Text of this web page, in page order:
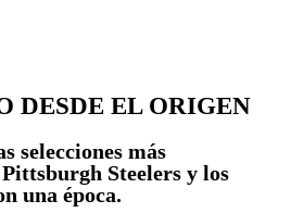
DESDE EL ORIGEN
selecciones más
Steelers y los
una época.